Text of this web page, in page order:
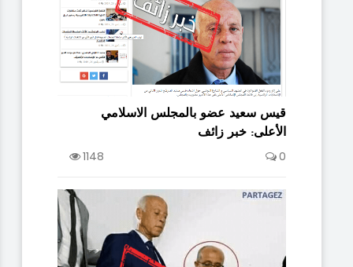
مسك شاب تابع لقلب تونس يوزع الاموال قرب
مدرسة الحامة الغربية : خبر زائف
13/10/2019
قيس سعيد عضو بالمجلس الاسلامي
الأعلى: خبر زائف
1148
0